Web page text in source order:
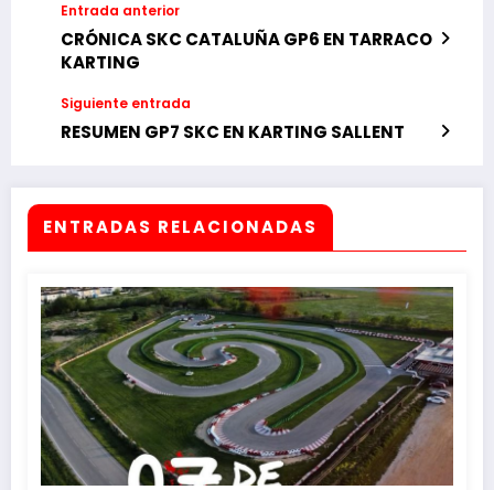
Entrada anterior
CRÓNICA SKC CATALUÑA GP6 EN TARRACO
KARTING
Siguiente entrada
RESUMEN GP7 SKC EN KARTING SALLENT
ENTRADAS RELACIONADAS